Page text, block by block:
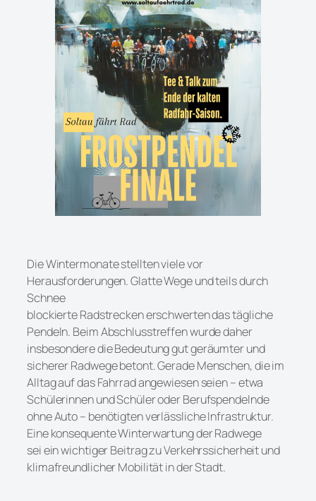
Die Wintermonate stellten viele vor
Herausforderungen. Glatte Wege und teils durch
Schnee
blockierte Radstrecken erschwerten das tägliche
Pendeln. Beim Abschlusstreffen wurde daher
insbesondere die Bedeutung gut geräumter und
sicherer Radwege betont. Gerade Menschen, die im
Alltag auf das Fahrrad angewiesen seien – etwa
Schülerinnen und Schüler oder Berufspendelnde
ohne Auto – benötigten verlässliche Infrastruktur.
Eine konsequente Winterwartung der Radwege
sei ein wichtiger Beitrag zu Verkehrssicherheit und
klimafreundlicher Mobilität in der Stadt.